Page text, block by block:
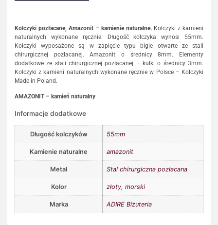
Kolczyki pozłacane, Amazonit – kamienie naturalne. Kolczyki z kamieni
naturalnych wykonane ręcznie. Długość kolczyka wynosi 55mm.
Kolczyki wyposażone są w zapięcie typu bigle otwarte ze stali
chirurgicznej pozłacanej. Amazonit o średnicy 8mm. Elementy
dodatkowe ze stali chirurgicznej pozłacanej – kulki o średnicy 3mm.
Kolczyki z kamieni naturalnych wykonane ręcznie w Polsce – Kolczyki
Made in Poland.
AMAZONIT – kamień naturalny
Informacje dodatkowe
Długość kolczyków 55mm
Kamienie naturalne amazonit
Metal Stal chirurgiczna pozłacana
Kolor złoty, morski
Marka ADIRE Biżuteria